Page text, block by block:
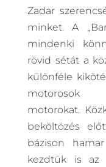
Zadar
minket. A
mindenki
rövid sétát a
különféle
motorosok
motorokat.
beköltözés
bázison
kezdtük is az